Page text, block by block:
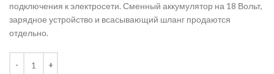
подключения к электросети. Сменный аккумулятор на 18 Вольт,
зарядное устройство и всасывающий шланг продаются
отдельно.